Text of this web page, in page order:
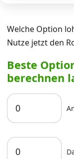
Welche Option
Nutze jetzt den
Beste
berechnen